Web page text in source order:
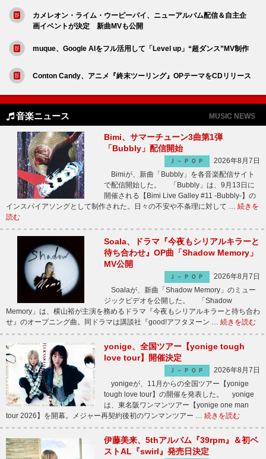
カメレオン・ライム・ウーピーパイ、ニューアルバム配信＆自主企
画イベントが決定 新曲MVも公開
muque、Google AIをフル活用して「Level up」“超ダンス”MV制作
Conton Candy、アニメ『終末ツーリング』OPテーマをCDリリース
音楽ニュース MUSIC NEWS
Bimi、サマーチューン3曲第1弾
「Bubbly」配信開始
Ｊ－ＰＯＰ
2026年8月7日
Bimiが、新曲「Bubbly」を各音楽配信サイト
で配信開始した。 「Bubbly」は、9月13日に
開催される【Bimi Live Galley #11 -Bubbly-】の
インスパイアソングとして制作された。日々の不安や不条理に対して … 続きを
読む
Soala、ドラマ『今夜もシリアルキラーと
待ち合わせ』OP曲「Shadow Memory」
MV公開
Ｊ－ＰＯＰ
2026年8月7日
Soalaが、新曲「Shadow Memory」のミュー
ジックビデオを公開した。 「Shadow
Memory」は、横山裕が主演を務めるドラマ『今夜もシリアルキラーと待ち合わ
せ』のオープニング曲。同ドラマは講談社『good!アフタヌーン … 続きを読む
yonige、全国ツアー【yonige tough
love tour】開催決定
Ｊ－ＰＯＰ
2026年8月7日
yonigeが、11月からの全国ツアー【yonige
tough love tour】の開催を発表した。 yonige
は、東名阪ワンマンツアー【yonige one man
tour 2026】を開幕。メジャー再契約後初のワンマンツアー … 続きを読む
伊藤美来、5thアルバム『39rpm』＆初ベ
ストAL『swirl』発売日決定